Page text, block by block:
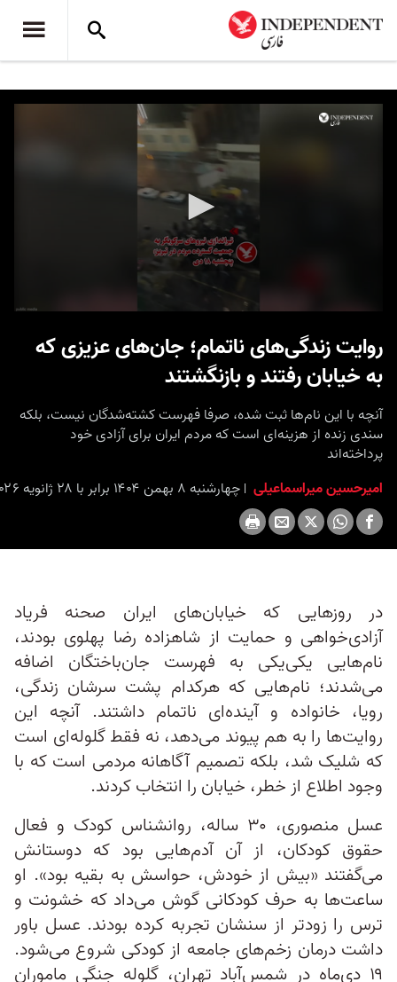
روایت زندگی‌های ناتمام؛ جان‌های عزیزی که
به خیابان رفتند و بازنگشتند
آنچه با این نام‌ها ثبت شده، صرفا فهرست کشته‌شدگان نیست، بلکه
سندی زنده از هزینه‌ای است که مردم ایران برای آزادی خود
پرداخته‌اند
امیرحسین میراسماعیلی چهارشنبه ۸ بهمن ۱۴۰۴ برابر با ۲۸ ژانویه ۲۰۲۶ ۱۶:۰۰
در روزهایی که خیابان‌های ایران صحنه فریاد
آزادی‌خواهی و حمایت از شاهزاده رضا پهلوی بودند،
نام‌هایی یکی‌یکی به فهرست جان‌باختگان اضافه
می‌شدند؛ نام‌هایی که هرکدام پشت سرشان زندگی،
رویا، خانواده و آینده‌ای ناتمام داشتند. آنچه این
روایت‌ها را به هم پیوند می‌دهد، نه فقط گلوله‌ای است
که شلیک شد، بلکه تصمیم آگاهانه مردمی است که با
وجود اطلاع از خطر، خیابان را انتخاب کردند.
عسل منصوری، ۳۰ ساله، روانشناس کودک و فعال
حقوق کودکان، از آن آدم‌هایی بود که دوستانش
می‌گفتند «بیش از خودش، حواسش به بقیه بود». او
ساعت‌ها به حرف کودکانی گوش می‌داد که خشونت و
ترس را زودتر از سنشان تجربه کرده بودند. عسل باور
داشت درمان زخم‌های جامعه از کودکی شروع می‌شود.
۱۹ دی‌ماه در شمس‌آباد تهران، گلوله جنگی ماموران